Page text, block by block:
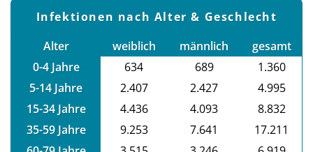
Infektionen nach Alter & Geschlecht
Alter
weiblich männlich
gesamt
0-4 Jahre
634 689
1.360
5-14 Jahre
2.407 2.427
4.995
15-34 Jahre
4.436 4.093
8.832
35-59 Jahre
9.253 7.641
17.211